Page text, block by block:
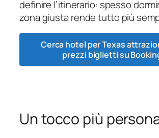
definire l’itinerario: spesso
zona giusta rende tutto più
Cerca hotel per Texas
prezzi biglietti su
Un tocco più